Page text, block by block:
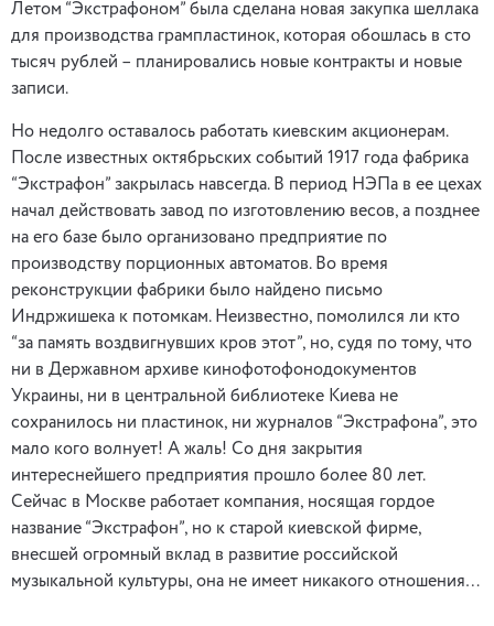
Летом “Экстрафоном” была сделана новая закупка шеллака
для производства грампластинок, которая обошлась в сто
тысяч рублей – планировались новые контракты и новые
записи.
Но недолго оставалось работать киевским акционерам.
После известных октябрьских событий 1917 года фабрика
“Экстрафон” закрылась навсегда. В период НЭПа в ее цехах
начал действовать завод по изготовлению весов, а позднее
на его базе было организовано предприятие по
производству порционных автоматов. Во время
реконструкции фабрики было найдено письмо
Индржишека к потомкам. Неизвестно, помолился ли кто
“за память воздвигнувших кров этот”, но, судя по тому, что
ни в Державном архиве кинофотофонодокументов
Украины, ни в центральной библиотеке Киева не
сохранилось ни пластинок, ни журналов “Экстрафона”, это
мало кого волнует! А жаль! Со дня закрытия
интереснейшего предприятия прошло более 80 лет.
Сейчас в Москве работает компания, носящая гордое
название “Экстрафон”, но к старой киевской фирме,
внесшей огромный вклад в развитие российской
музыкальной культуры, она не имеет никакого отношения…